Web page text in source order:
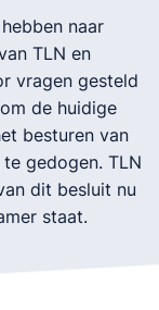
naar
TLN en
vragen gesteld
de huidige
besturen van
gedogen. TLN
dit besluit nu
staat.